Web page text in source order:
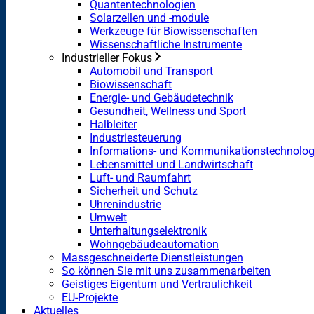
Quantentechnologien
Solarzellen und -module
Werkzeuge für Biowissenschaften
Wissenschaftliche Instrumente
Industrieller Fokus
Automobil und Transport
Biowissenschaft
Energie- und Gebäudetechnik
Gesundheit, Wellness und Sport
Halbleiter
Industriesteuerung
Informations- und
Lebensmittel und Landwirtschaft
Luft- und Raumfahrt
Sicherheit und Schutz
Uhrenindustrie
Umwelt
Unterhaltungselektronik
Wohngebäudeautomation
Massgeschneiderte Dienstleistungen
So können Sie mit uns zusammenarbeiten
Geistiges Eigentum und Vertraulichkeit
EU-Projekte
Aktuelles